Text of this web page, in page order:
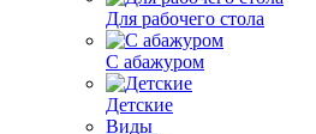
Для рабочего стола
С абажуром
Детские
Виды